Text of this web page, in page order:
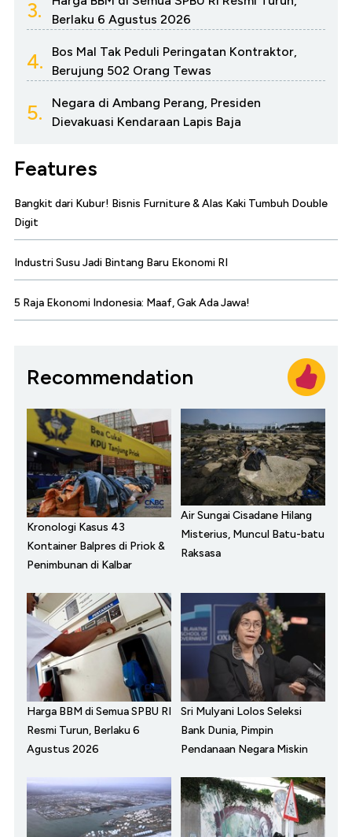
3.
Berlaku 6 Agustus 2026
4.
Bos Mal Tak Peduli Peringatan Kontraktor,
Berujung 502 Orang Tewas
5.
Negara di Ambang Perang, Presiden
Dievakuasi Kendaraan Lapis Baja
Features
Bangkit dari Kubur! Bisnis Furniture & Alas Kaki Tumbuh Double
Digit
Industri Susu Jadi Bintang Baru Ekonomi RI
5 Raja Ekonomi Indonesia: Maaf, Gak Ada Jawa!
Recommendation
Kronologi Kasus 43
Kontainer Balpres di Priok &
Penimbunan di Kalbar
Air Sungai Cisadane Hilang
Misterius, Muncul Batu-batu
Raksasa
Harga BBM di Semua SPBU RI
Resmi Turun, Berlaku 6
Agustus 2026
Sri Mulyani Lolos Seleksi
Bank Dunia, Pimpin
Pendanaan Negara Miskin